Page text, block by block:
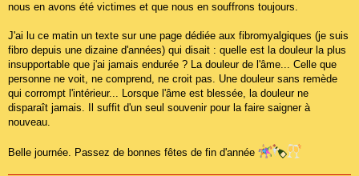
nous en avons été victimes et que nous en souffrons toujours.
J'ai lu ce matin un texte sur une page dédiée aux fibromyalgiques (je suis
fibro depuis une dizaine d'années) qui disait : quelle est la douleur la plus
insupportable que j'ai jamais endurée ? La douleur de l'âme... Celle que
personne ne voit, ne comprend, ne croit pas. Une douleur sans remède
qui corrompt l'intérieur... Lorsque l'âme est blessée, la douleur ne
disparaît jamais. Il suffit d'un seul souvenir pour la faire saigner à
nouveau.
Belle journée. Passez de bonnes fêtes de fin d'année